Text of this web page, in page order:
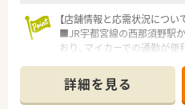
【店舗情報と応需状況につい
■JR宇都宮線の西那須野駅
おり、マイカーでの通勤が便
均で65枚ほどの処方箋を応
■店舗には常勤薬剤師が3名
スタッフ同士で協力しなが
詳細を見る